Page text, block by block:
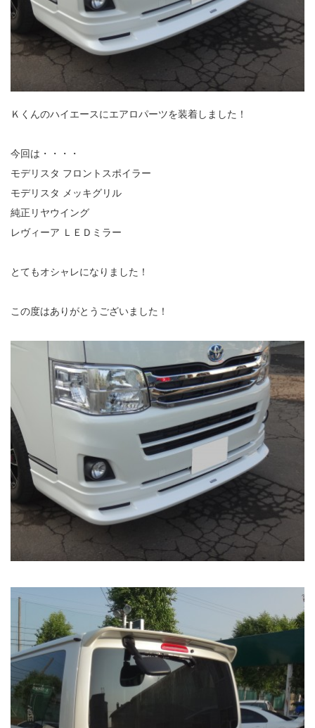
Ｋくんのハイエースにエアロパーツを装着しました！
今回は・・・・
モデリスタ フロントスポイラー
モデリスタ メッキグリル
純正リヤウイング
レヴィーア ＬＥＤミラー
とてもオシャレになりました！
この度はありがとうございました！